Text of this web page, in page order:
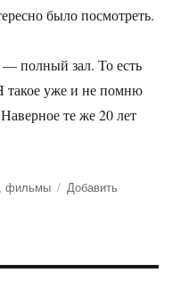
было посмотреть.
— полный зал. То есть
такое уже и не помню
те же 20 лет
,фильмы
Добавить